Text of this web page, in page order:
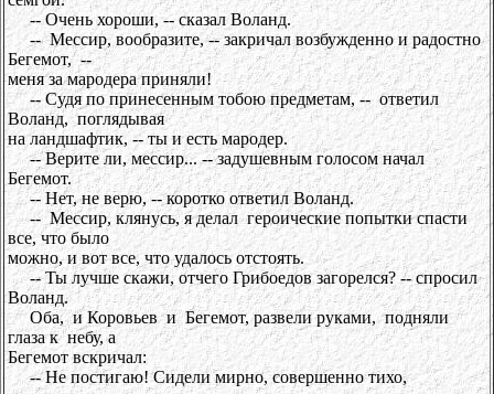
-- Очень хороши, -- сказал Воланд.
-- Мессир, вообразите, -- закричал возбужденно и радостно
Бегемот, --
меня за мародера приняли!
-- Судя по принесенным тобою предметам, -- ответил
Воланд, поглядывая
на ландшафтик, -- ты и есть мародер.
-- Верите ли, мессир... -- задушевным голосом начал
Бегемот.
-- Нет, не верю, -- коротко ответил Воланд.
-- Мессир, клянусь, я делал героические попытки спасти
все, что было
можно, и вот все, что удалось отстоять.
-- Ты лучше скажи, отчего Грибоедов загорелся? -- спросил
Воланд.
Оба, и Коровьев и Бегемот, развели руками, подняли
глаза к небу, а
Бегемот вскричал:
-- Не постигаю! Сидели мирно, совершенно тихо,